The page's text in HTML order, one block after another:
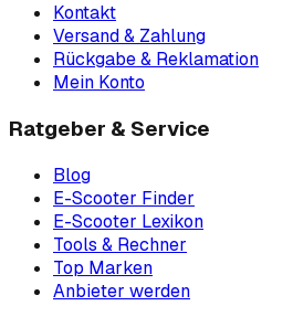
Kontakt
Versand & Zahlung
Rückgabe & Reklamation
Mein Konto
Ratgeber & Service
Blog
E-Scooter Finder
E-Scooter Lexikon
Tools & Rechner
Top Marken
Anbieter werden